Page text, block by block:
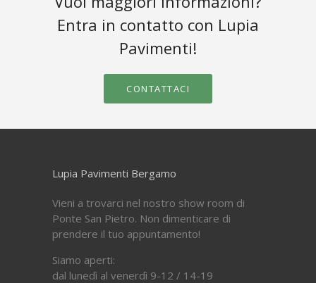
Entra in contatto con Lupia
Pavimenti!
CONTATTACI
Lupia Pavimenti Bergamo
Vieni a trovarci nel nostro show room di
Ponte San Pietro. Non dimenticare di
prendere il tuo appuntamento!
Siamo aperti:
dal lunedì al venerdì 9-12 / 14-19